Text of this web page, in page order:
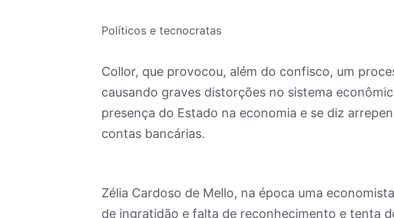
Políticos e tecnocratas
Collor, que provocou, além do confisco, um
causando graves distorções no sistema
presença do Estado na economia e se diz
contas bancárias.
Zélia Cardoso de Mello, na época uma
de ingratidão e falta de reconhecimento e tenta